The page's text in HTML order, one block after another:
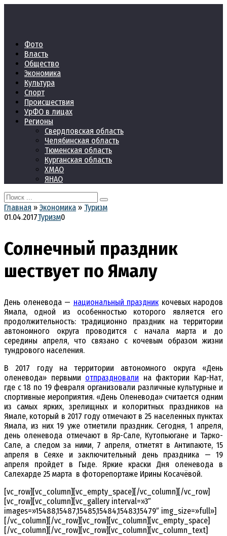
Фото
Власть
Общество
Экономика
Культура
Спорт
Происшествия
УрФО в лицах
Регионы
Свердловская область
Челябинская область
Тюменская область
Курганская область
ХМАО
ЯНАО
Search
for:
Главная » Экономика » Туризм
01.04.2017Туризм0
Солнечный праздник
шествует по Ямалу
День оленевода — национальный праздник кочевых народов
Ямала, одной из особенностью которого является его
продолжительность: традиционно праздник на территории
автономного округа проводится с начала марта и до
середины апреля, что связано с кочевым образом жизни
тундрового населения.
В 2017 году на территории автономного округа «День
оленевода» первыми отпраздновали на фактории Кар-Нат,
где с 18 по 19 февраля организовали различные культурные и
спортивные мероприятия. «День Оленевода» считается одним
из самых ярких, зрелищных и колоритных праздников на
Ямале, который в 2017 году отмечают в 25 населенных пунктах
Ямала, из них 19 уже отметили праздник. Сегодня, 1 апреля,
день оленевода отмечают в Яр-Сале, Кутопьюгане и Тарко-
Сале, а следом за ними, 7 апреля, отметят в Антипаюте, 15
апреля в Сеяхе и заключительный день праздника — 19
апреля пройдет в Гыде. Яркие краски Дня оленевода в
Салехарде 25 марта в фоторепортаже Ирины Косачёвой.
[vc_row][vc_column][vc_empty_space][/vc_column][/vc_row]
[vc_row][vc_column][vc_gallery interval=»3″
images=»15488,15487,15485,15484,15483,15479″ img_size=»full»]
[/vc_column][/vc_row][vc_row][vc_column][vc_empty_space]
[/vc_column][/vc_row][vc_row][vc_column][vc_column_text]